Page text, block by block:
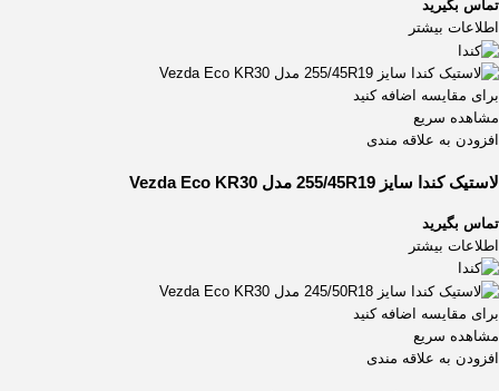
تماس بگیرید
اطلاعات بیشتر
برای مقایسه اضافه کنید
مشاهده سریع
افزودن به علاقه مندی
لاستیک کندا سایز 255/45R19 مدل Vezda Eco KR30
تماس بگیرید
اطلاعات بیشتر
برای مقایسه اضافه کنید
مشاهده سریع
افزودن به علاقه مندی